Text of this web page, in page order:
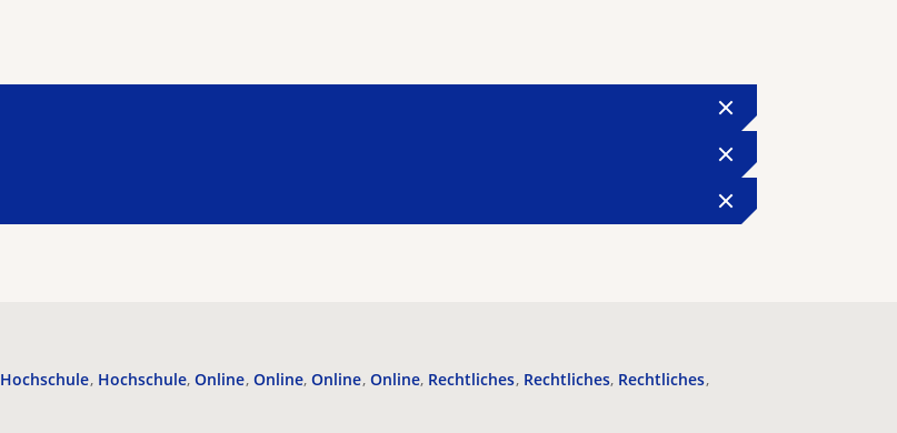
Hochschule Hochschule Online Online Online Online Rechtliches Rechtliches Rechtliches